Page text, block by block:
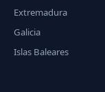
Extremadura
Galicia
Islas Baleares